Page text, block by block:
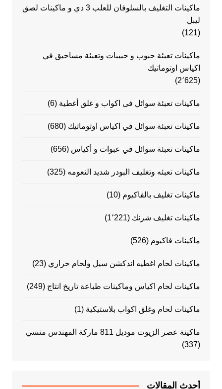
ماكينات التغليف بالسلوفان للعلب 3 دي و ماكينات لصق
ليبل
(121)
ماكينات تعبئة حبوب و حبيبات وتعبئة مساحيق في
اكياس اوتوماتيك
(2٬625)
ماكينات تعبئة سوائل فى اكواب و غلق أغطية (6)
ماكينات تعبئة سوائل في اكياس اوتوماتيك (680)
ماكينات تعبئة سوائل في عبوات و أكياس (656)
ماكينات تعبئه وتغليف البودر شديد النعومه (325)
ماكينات تغليف بالفاكيوم (10)
ماكينات تغليف شرنك (1٬221)
ماكينات فاكيوم (526)
ماكينات لحام اغطيه اندكشن سيل ولحام حراري (23)
ماكينات لحام اكياس وماكينات طباعة تاريخ انتاج (249)
ماكينات لحام وغلق اكواب بلاستيكية (1)
ماكينة عصر الزيوت موديل 811 ماركة المهندس منسي
(337)
أحدث المقالات